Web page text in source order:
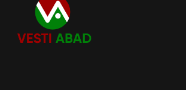
интеллекта. Отмечалось активное
внедрение цифровых технологий
в различные сферы и значение
инноваций для общественного